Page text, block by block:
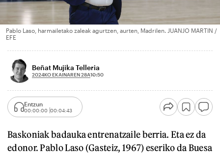
Pablo Laso, harmailetako zaleak agurtzen, aurten, Madrilen. JUANJO MARTIN /
EFE
Beñat Mujika Telleria
2024KO EKAINAREN 28A10:50
Entzun
00:00:00 00:04:43
Baskoniak badauka entrenatzaile berria. Eta ez da
edonor. Pablo Laso (Gasteiz, 1967) eseriko da Buesa